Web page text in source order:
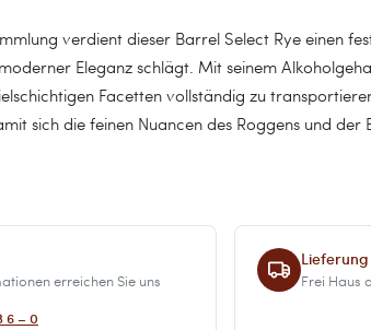
verdient dieser Barrel Select Rye einen
Eleganz schlägt. Mit seinem
Facetten vollständig zu
sich die feinen Nuancen des Roggens und der
erreichen Sie uns
6 – 0
Lieferung
Frei Haus